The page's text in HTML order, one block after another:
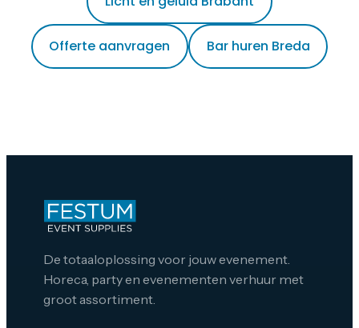
Offerte aanvragen Bar huren Breda
De totaaloplossing voor jouw evenement.
Horeca, party en evenementen verhuur met
groot assortiment.